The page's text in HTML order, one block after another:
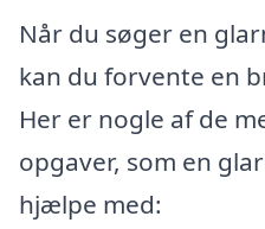
Når du søger en
kan du forvente en
Her er nogle af de
opgaver, som en
hjælpe med: